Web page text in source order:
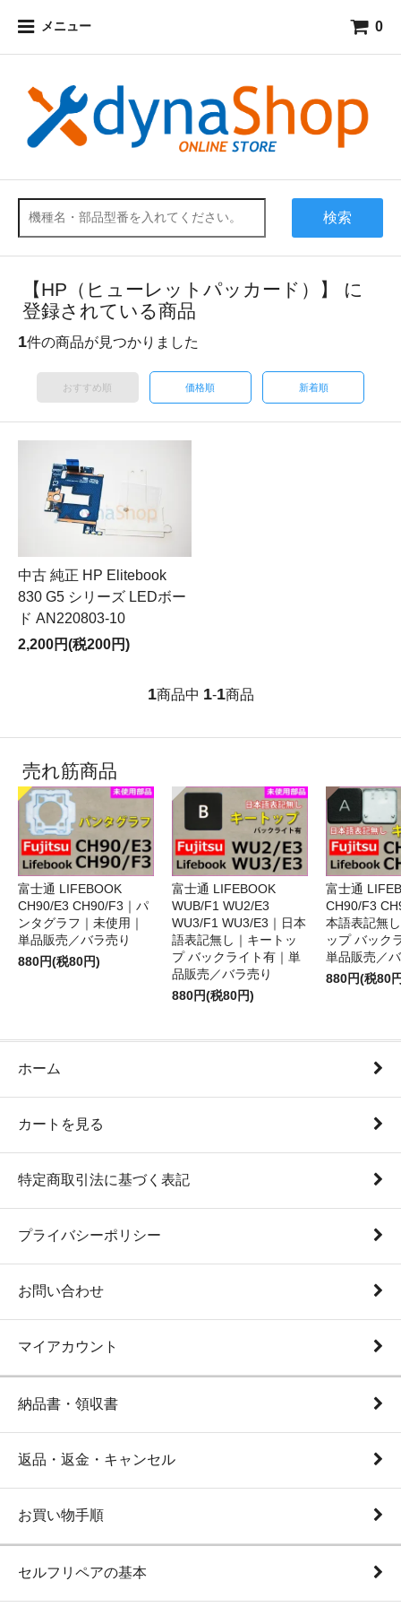
メニュー 0
検索
【HP（ヒューレットパッカード）】 に
登録されている商品
1件の商品が見つかりました
おすすめ順 価格順 新着順
中古 純正 HP Elitebook
830 G5 シリーズ LEDボー
ド AN220803-10
2,200円(税200円)
1商品中 1-1商品
売れ筋商品
富士通 LIFEBOOK
CH90/E3 CH90/F3｜パ
ンタグラフ｜未使用｜
単品販売／バラ売り
880円(税80円)
富士通 LIFEBOOK
WUB/F1 WU2/E3
WU3/F1 WU3/E3｜日本
語表記無し｜キートッ
プ バックライト有｜単
品販売／バラ売り
880円(税80円)
富士通
CH90/F3
本語表記無
ップ バック
単品販売／
880円(税80
ホーム
カートを見る
特定商取引法に基づく表記
プライバシーポリシー
お問い合わせ
マイアカウント
納品書・領収書
返品・返金・キャンセル
お買い物手順
セルフリペアの基本